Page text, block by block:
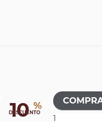
10 %
DESCUENTO